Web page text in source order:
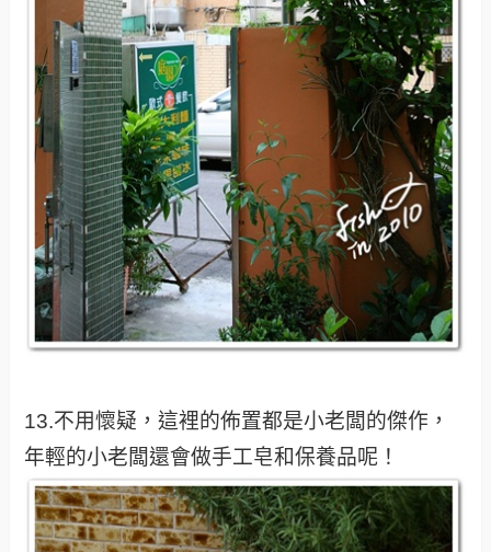
13.不用懷疑，這裡的佈置都是小老闆的傑作，
年輕的小老闆還會做手工皂和保養品呢！